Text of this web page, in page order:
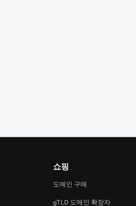
쇼핑
도메인 구매
gTLD 도메인 확장자